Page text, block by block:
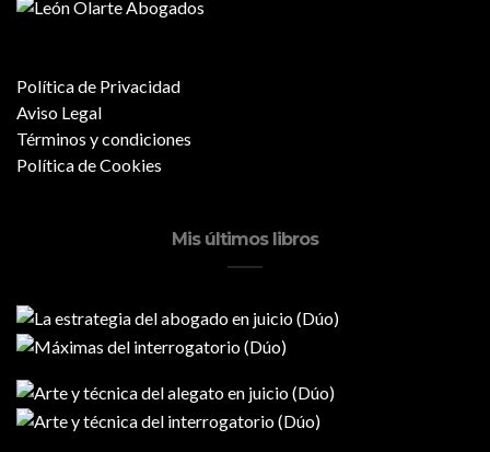
Política de Privacidad
Aviso Legal
Términos y condiciones
Política de Cookies
Mis últimos libros